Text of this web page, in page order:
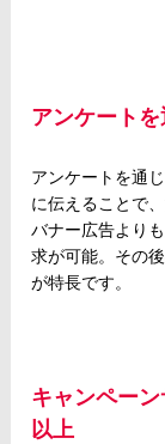
アンケート
アンケートを通
に伝えることで
バナー広告より
求が可能。その
が特長です。
キャンペー
以上